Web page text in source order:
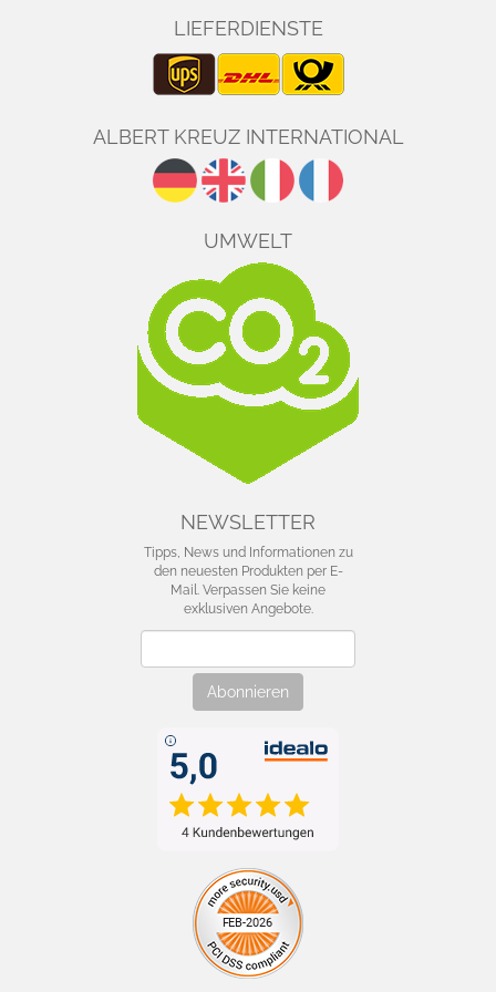
Worauf es zusätzlich
körpernaher Schnitt ohne Faltenwurf
flache Abschlüsse ohne auftragende Nähte
glatte Stoffoberfläche
Direkt passende Produkte
Damen-Unterhemden
Unsichtbare Unterwäsche
Clean Cut Damen-Unterwäsche
Welches Unterhemd unter einer Bluse unsichtbar bleibt, hängt
vor allem von Ausschnitt, Farbe und Material ab. Besonders
geeignet sind Modelle mit tiefem Rundhalsausschnitt,
kontrastarmer Farbe und glatter, anschmiegsamer Struktur.
Häufige Fragen
Welches Unterhemd sieht man unter
einer Bluse nicht?
Beige- oder Naturtönen sind besonders unauffällig.
Ist ein weißes Unterhemd unter einer
weißen Bluse sichtbar?
Naturtöne wirken oft dezenter.
Warum haben Damen-Unterhemden
einen tiefen Ausschnitt?
LIEFERDIENSTE
ALBERT KREUZ INTERNATIONAL
UMWELT
NEWSLETTER
Tipps, News und Informationen zu
den neuesten Produkten per E-
Mail. Verpassen Sie keine
exklusiven Angebote.
Abonnieren